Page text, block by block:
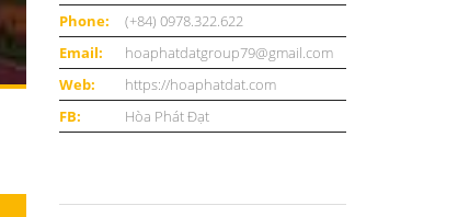
Phone:
(+84) 0978.322.622
Email:
hoaphatdatgroup79@gmail.com
Web:
https://hoaphatdat.com
FB:
Hòa Phát Đạt